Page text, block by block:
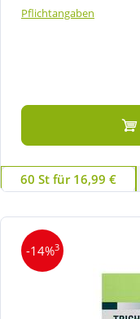
Pflichtangaben
60 St für 16,99 €
-14%3